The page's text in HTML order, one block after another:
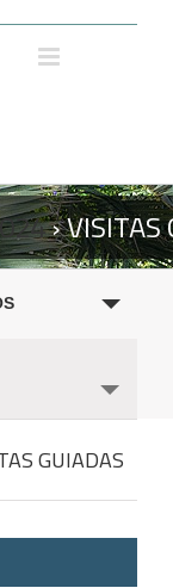
› VISITAS
GUIADAS